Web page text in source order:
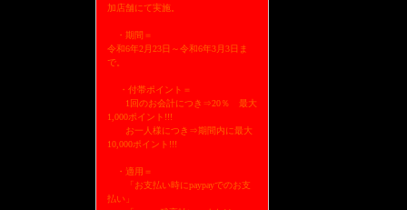
加店舗にて実施。
・期間＝
令和6年2月23日～令和6年3月3日ま
で。
・付帯ポイント＝
1回のお会計につき⇒20％ 最大
1,000ポイント!!!
お一人様につき⇒期間内に最大
10,000ポイント!!!
・適用＝
「お支払い時にpaypayでのお支
払い」